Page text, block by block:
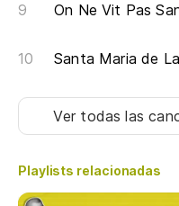
On Ne Vit Pas
Santa Maria de
Ver todas las
Playlists relacionadas